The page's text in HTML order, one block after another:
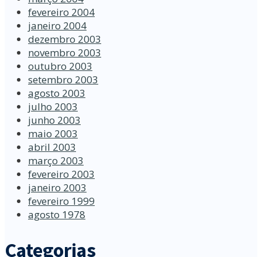
fevereiro 2004
janeiro 2004
dezembro 2003
novembro 2003
outubro 2003
setembro 2003
agosto 2003
julho 2003
junho 2003
maio 2003
abril 2003
março 2003
fevereiro 2003
janeiro 2003
fevereiro 1999
agosto 1978
Categorias